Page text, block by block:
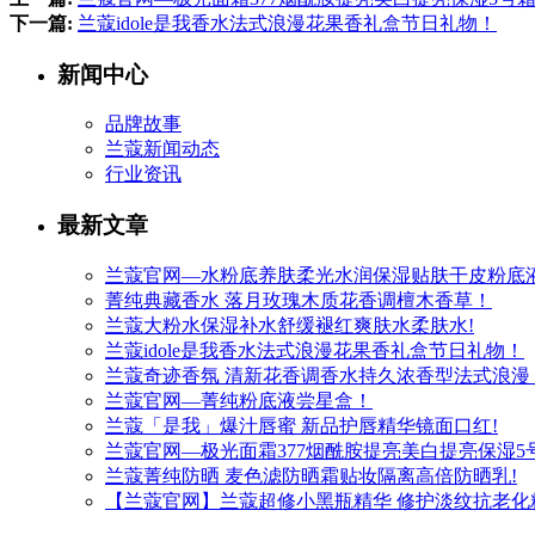
下一篇: 兰蔻idole是我香水法式浪漫花果香礼盒节日礼物！
新闻中心
品牌故事
兰蔻新闻动态
行业资讯
最新文章
兰蔻官网—水粉底养肤柔光水润保湿贴肤干皮粉底
菁纯典藏香水 落月玫瑰木质花香调檀木香草！
兰蔻大粉水保湿补水舒缓褪红爽肤水柔肤水!
兰蔻idole是我香水法式浪漫花果香礼盒节日礼物！
兰蔻奇迹香氛 清新花香调香水持久浓香型法式浪漫
兰蔻官网—菁纯粉底液尝星盒！
兰蔻「是我」爆汁唇蜜 新品护唇精华镜面口红!
兰蔻官网—极光面霜377烟酰胺提亮美白提亮保湿5
兰蔻菁纯防晒 麦色滤防晒霜贴妆隔离高倍防晒乳!
【兰蔻官网】兰蔻超修小黑瓶精华 修护淡纹抗老化